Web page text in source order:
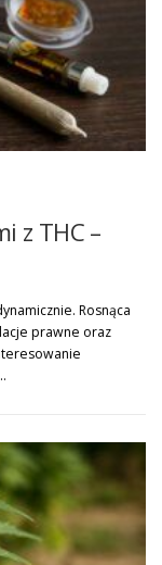
z THC –
Rosnąca
prawne oraz